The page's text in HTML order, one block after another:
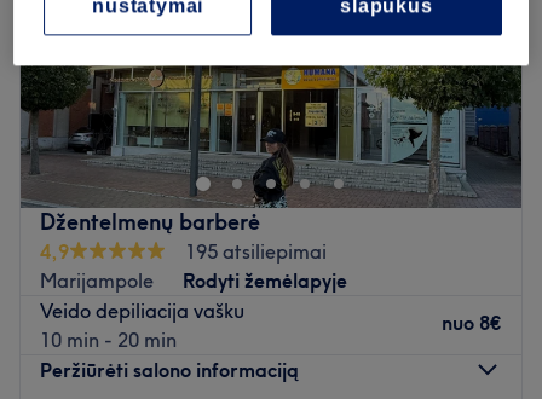
Džentelmenų barberė
4,9
195 atsiliepimai
Marijampole
Rodyti žemėlapyje
Veido depiliacija vašku
10 min - 20 min
nuo 8€
Peržiūrėti salono informaciją
slapukus
nustatymai